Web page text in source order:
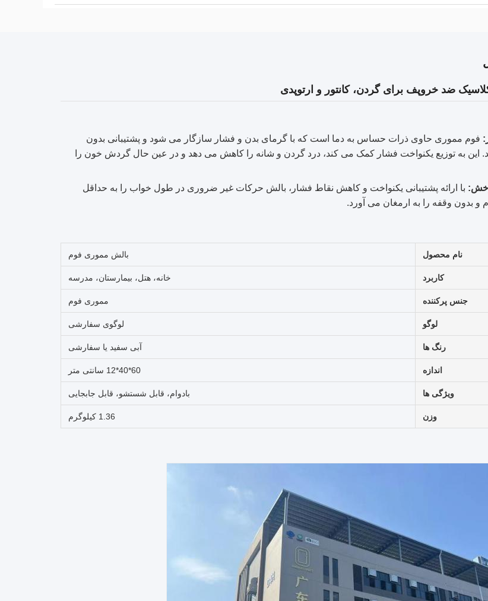
ضد خروپف برای گردن، کانتور و ارتوپدی
فوم مموری حاوی ذرات حساس به دما است که با گرمای بدن و فشار سازگار می شود و پشتیبانی بدون
این به توزیع یکنواخت فشار کمک می کند، درد گردن و شانه را کاهش می دهد و در عین حال گردش خون را
با ارائه پشتیبانی یکنواخت و کاهش نقاط فشار، بالش حرکات غیر ضروری در طول خواب را به حداقل
و بدون وقفه را به ارمغان می آورد.
نام محصول بالش مموری فوم
کاربرد خانه، هتل، بیمارستان، مدرسه
جنس پرکننده مموری فوم
لوگو لوگوی سفارشی
رنگ ها آبی سفید یا سفارشی
اندازه 60*40*12 سانتی متر
ویژگی ها بادوام، قابل شستشو، قابل جابجایی
وزن 1.36 کیلوگرم